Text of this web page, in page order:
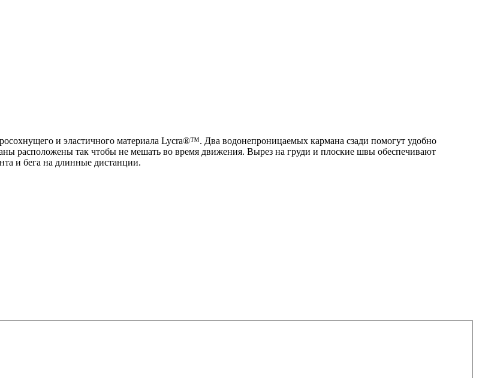
и эластичного материала Lycra®™. Два водонепроницаемых кармана сзади помогут удобно
расположены так чтобы не мешать во время движения. Вырез на груди и плоские швы обеспечивают
и бега на длинные дистанции.